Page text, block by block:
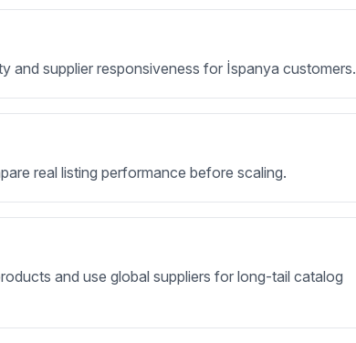
and supplier responsiveness for İspanya customers.
real listing performance before scaling.
and use global suppliers for long-tail catalog